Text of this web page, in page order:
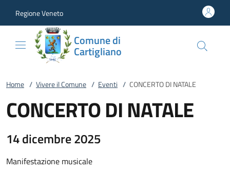
Regione Veneto
Comune di
Cartigliano
Home / Vivere il Comune / Eventi / CONCERTO DI NATALE
CONCERTO DI NATALE
14 dicembre 2025
Manifestazione musicale